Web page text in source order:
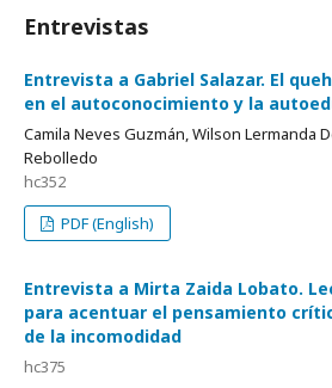
Entrevistas
Entrevista a Gabriel Salazar. El
en el autoconocimiento y la
Camila Neves Guzmán, Wilson Lermanda
Rebolledo
hc352
PDF (English)
Entrevista a Mirta Zaida Lobato.
para acentuar el pensamiento
de la incomodidad
hc375